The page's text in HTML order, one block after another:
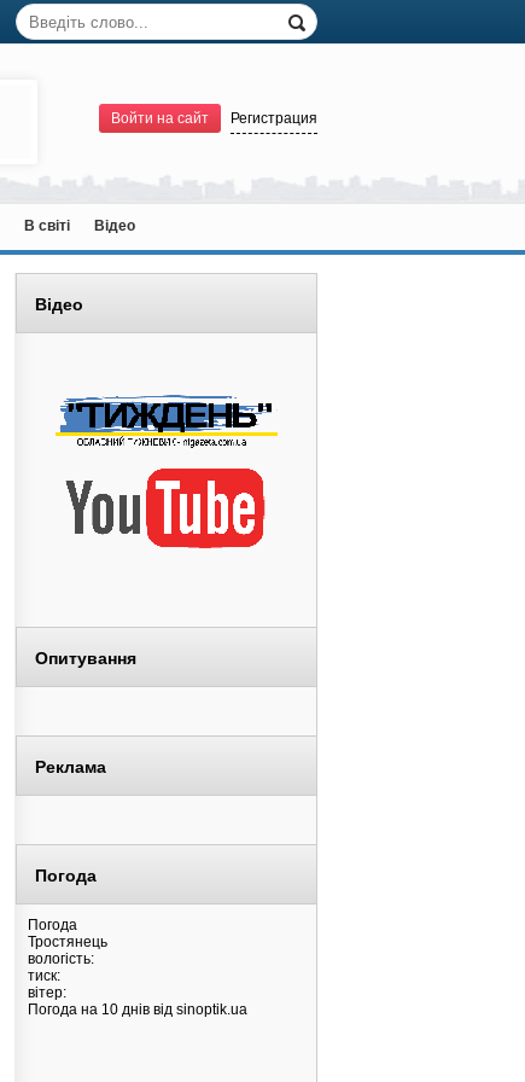
Войти на сайт Регистрация
В світі Відео
Відео
Опитування
Реклама
Погода
Погода
Тростянець
вологість:
тиск:
вітер:
Погода на 10 днів від sinoptik.ua